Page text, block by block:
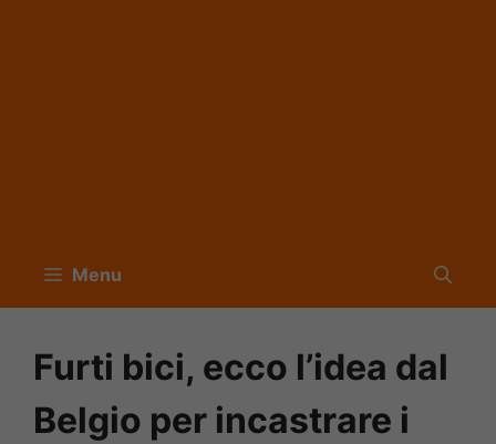
Menu
Furti bici, ecco l’idea dal
Belgio per incastrare i